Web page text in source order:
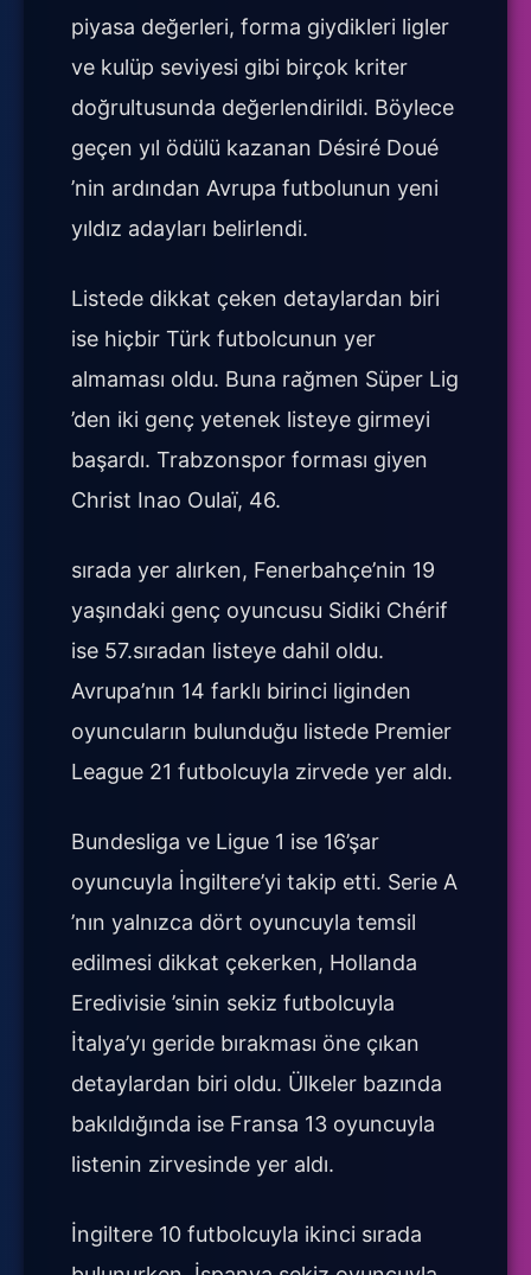
piyasa değerleri, forma giydikleri ligler
ve kulüp seviyesi gibi birçok kriter
doğrultusunda değerlendirildi. Böylece
geçen yıl ödülü kazanan Désiré Doué
’nin ardından Avrupa futbolunun yeni
yıldız adayları belirlendi.
Listede dikkat çeken detaylardan biri
ise hiçbir Türk futbolcunun yer
almaması oldu. Buna rağmen Süper Lig
’den iki genç yetenek listeye girmeyi
başardı. Trabzonspor forması giyen
Christ Inao Oulaï, 46.
sırada yer alırken, Fenerbahçe’nin 19
yaşındaki genç oyuncusu Sidiki Chérif
ise 57.sıradan listeye dahil oldu.
Avrupa’nın 14 farklı birinci liginden
oyuncuların bulunduğu listede Premier
League 21 futbolcuyla zirvede yer aldı.
Bundesliga ve Ligue 1 ise 16’şar
oyuncuyla İngiltere’yi takip etti. Serie A
’nın yalnızca dört oyuncuyla temsil
edilmesi dikkat çekerken, Hollanda
Eredivisie ’sinin sekiz futbolcuyla
İtalya’yı geride bırakması öne çıkan
detaylardan biri oldu. Ülkeler bazında
bakıldığında ise Fransa 13 oyuncuyla
listenin zirvesinde yer aldı.
İngiltere 10 futbolcuyla ikinci sırada